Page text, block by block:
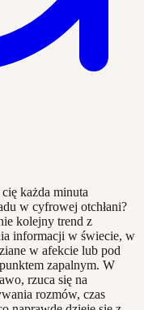
każda minuta
w cyfrowej otchłani?
kolejny trend z
informacji w świecie, w
w afekcie lub pod
zapalnym. W
rzuca się na
rozmów, czas